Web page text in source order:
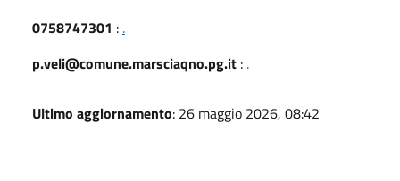
0758747301 : .
p.veli@comune.marsciaqno.pg.it : .
Ultimo aggiornamento: 26 maggio 2026, 08:42